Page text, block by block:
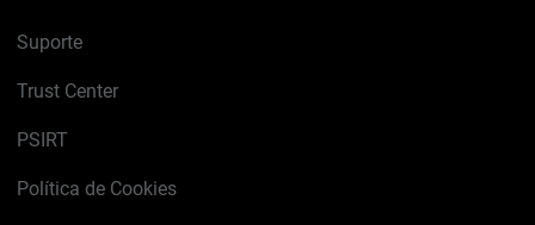
Suporte
Trust Center
PSIRT
Política de Cookies